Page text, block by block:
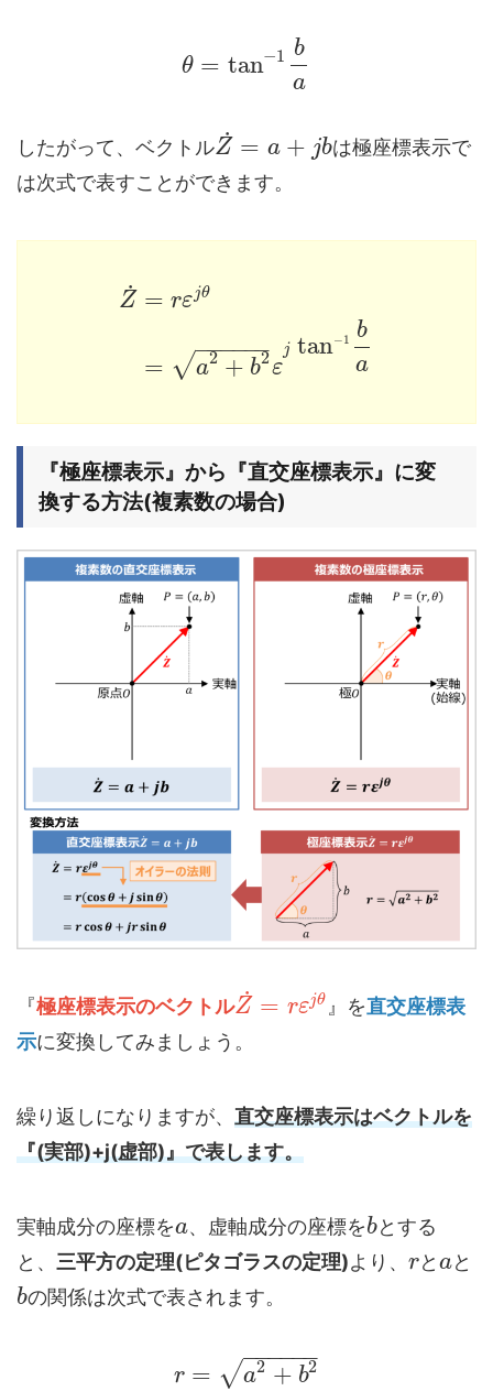
θ = tan−1 b
a
したがって、ベクトルZ
˙ = a + jbは極座標表示で
は次式で表すことができます。
Z
˙ =
=
rεjθ
a2 + b2
− −
−−−−
√ ε
j tan−1
b
a
『極座標表示』から『直交座標表示』に変
換する方法(複素数の場合)
『極座標表示のベクトルZ
˙ = rεjθ 』を直交座標表
示に変換してみましょう。
繰り返しになりますが、 直交座標表示はベクトルを
『(実部)+j(虚部)』で表します。
実軸成分の座標をa、虚軸成分の座標をbとする
と、 三平方の定理(ピタゴラスの定理)より、 rとaと
bの関係は次式で表されます。
r = a2 + b2
− −
−−−−
√